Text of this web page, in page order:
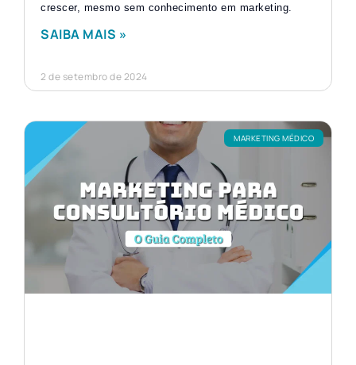
crescer, mesmo sem conhecimento em marketing.
SAIBA MAIS »
2 de setembro de 2024
MARKETING MÉDICO